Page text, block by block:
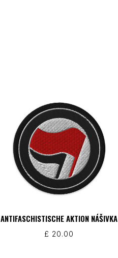
ANTIFASCHISTISCHE AKTION NÁŠIVKA
£ 20.00